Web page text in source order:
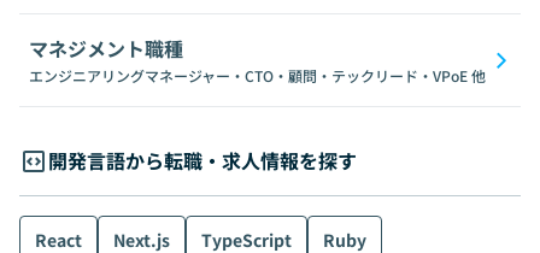
マネジメント職種
エンジニアリングマネージャー・CTO・顧問・テックリード・VPoE他
開発言語から転職・求人情報を探す
React Next.js TypeScript
Ruby